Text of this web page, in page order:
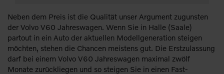
Neben dem Preis ist die Qualität unser Argument zugunsten
der Volvo V60 Jahreswagen. Wenn Sie in Halle (Saale)
partout in ein Auto der aktuellen Modellgeneration steigen
möchten, stehen die Chancen meistens gut. Die Erstzulassung
darf bei einem Volvo V60 Jahreswagen maximal zwölf
Monate zurückliegen und so steigen Sie in einen Fast-